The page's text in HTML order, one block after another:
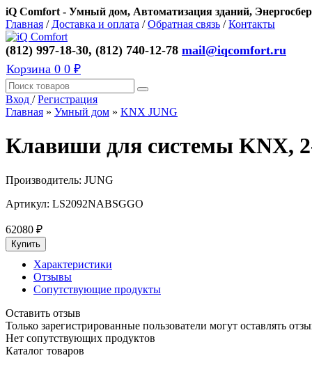
iQ Comfort - Умный дом, Автоматизация зданий,
Главная / Доставка и оплата /Обратная связь /Контакты
(812) 997-18-30, (812) 740-12-78 mail@iqcomfort.ru
Корзина 0 0 ₽
Вход /Регистрация
Главная » Умный дом » KNX JUNG
Клавиши для системы KNX,
Производитель: JUNG
Артикул: LS2092NABSGGO
62080 ₽
Характеристики
Отзывы
Сопутствующие продукты
Оставить отзыв
Только зарегистрированные пользователи могут оставлять
Нет сопутствующих продуктов
Каталог товаров